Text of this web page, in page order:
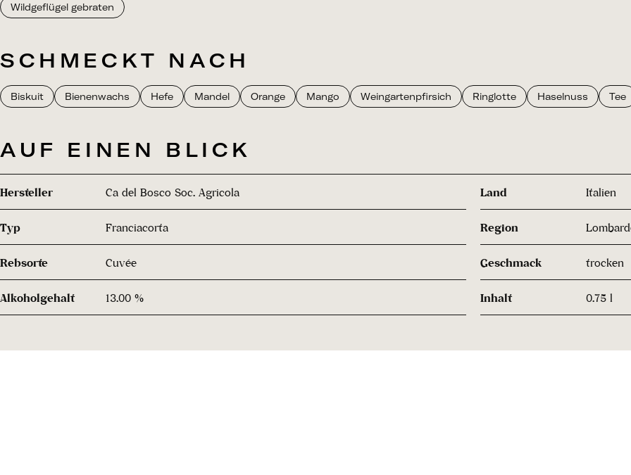
Wildgeflügel gebraten
SCHMECKT NACH
Biskuit Bienenwachs Hefe Mandel Orange Mango Weingartenpfirsich Ringlotte Haselnuss Tee
AUF EINEN BLICK
Hersteller Ca del Bosco Soc. Agricola Land Italien
Typ Franciacorta Region
Rebsorte Cuvée Geschmack trocken
Alkoholgehalt 13.00 % Inhalt 0.75 l